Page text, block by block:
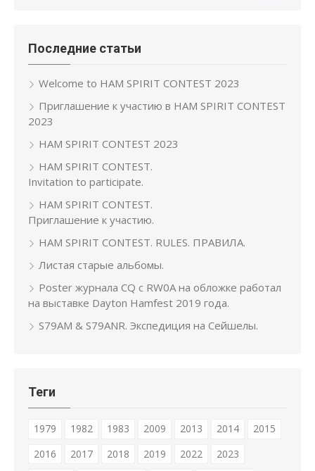
Последние статьи
Welcome to HAM SPIRIT CONTEST 2023
Приглашение к участию в HAM SPIRIT CONTEST
2023
HAM SPIRIT CONTEST 2023
HAM SPIRIT CONTEST.
Invitation to participate.
HAM SPIRIT CONTEST.
Приглашение к участию.
HAM SPIRIT CONTEST. RULES. ПРАВИЛА.
Листая старые альбомы.
Poster журнала CQ с RW0A на обложке работал
на выставке Dayton Hamfest 2019 года.
S79AM & S79ANR. Экспедиция на Сейшелы.
Теги
1979 1982 1983 2009 2013 2014
2015
2016
2017 2018 2019 2022
2023